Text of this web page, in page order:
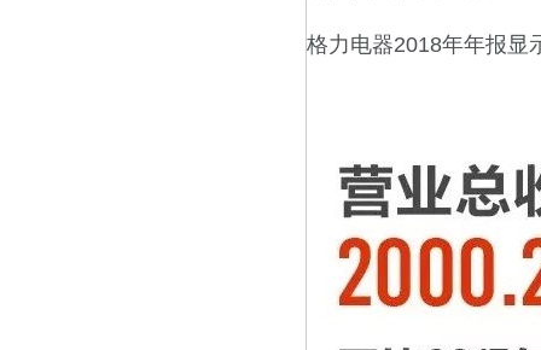
格力电器2018年年报显